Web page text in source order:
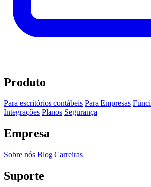
Produto
Para escritórios contábeis Para Empresas
Integrações Planos Segurança
Empresa
Sobre nós Blog Carreiras
Suporte